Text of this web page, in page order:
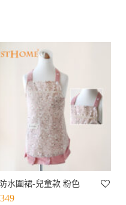
水圍裙-兒童款 粉色
349